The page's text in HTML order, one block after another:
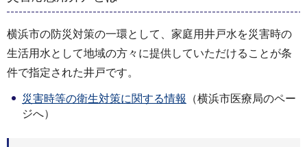
横浜市の防災対策の一環として、家庭用井戸水を災害時の
生活用水として地域の方々に提供していただけることが条
件で指定された井戸です。
災害時等の衛生対策に関する情報
（横浜市医療局のペー
ジへ）